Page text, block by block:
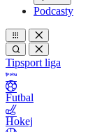
Podcasty
Tipsport liga
Futbal
Hokej